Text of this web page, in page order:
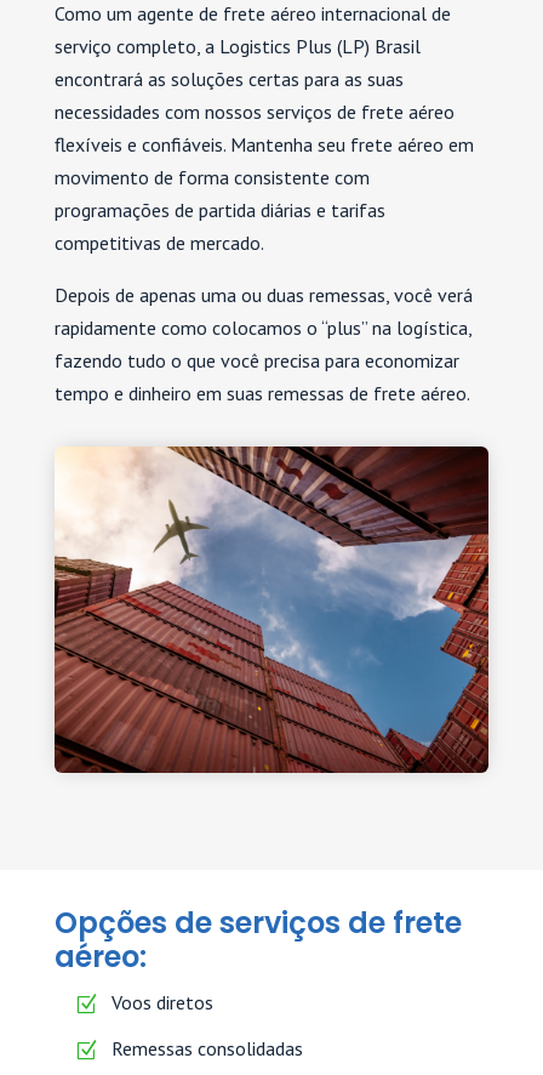
Como um agente de frete aéreo internacional de
serviço completo, a Logistics Plus (LP) Brasil
encontrará as soluções certas para as suas
necessidades com nossos serviços de frete aéreo
flexíveis e confiáveis. Mantenha seu frete aéreo em
movimento de forma consistente com
programações de partida diárias e tarifas
competitivas de mercado.
Depois de apenas uma ou duas remessas, você verá
rapidamente como colocamos o “plus” na logística,
fazendo tudo o que você precisa para economizar
tempo e dinheiro em suas remessas de frete aéreo.
Opções de serviços de frete
aéreo:
Voos diretos
Remessas consolidadas